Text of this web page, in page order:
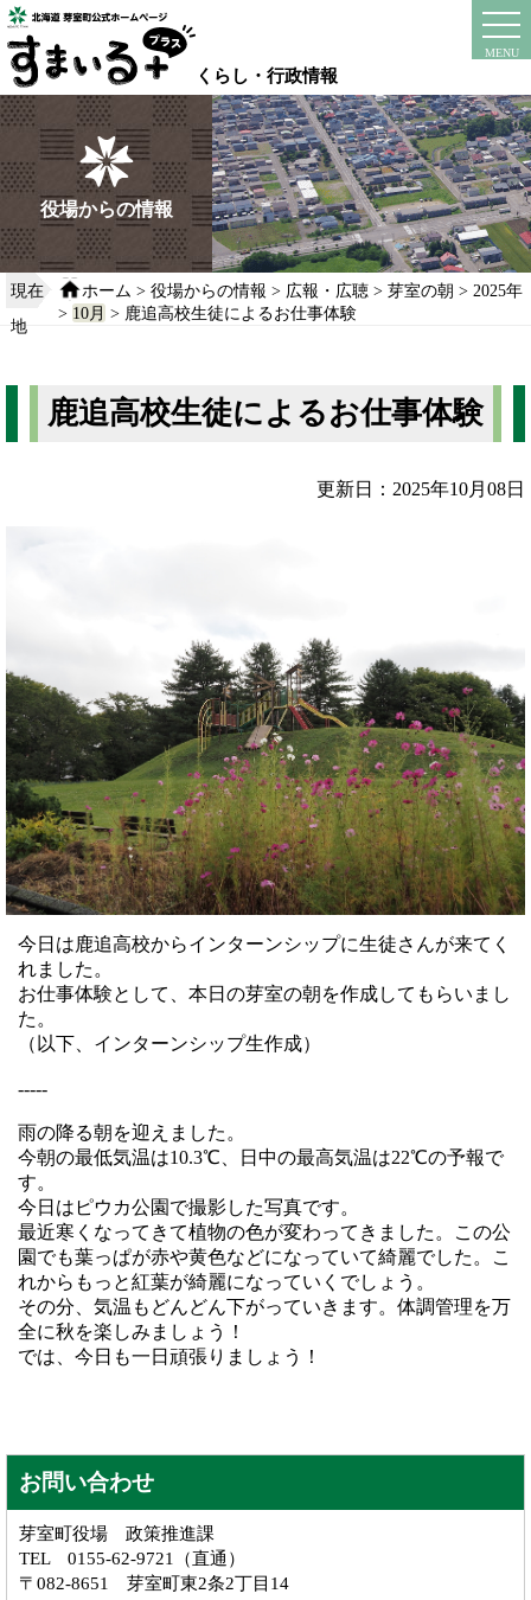
本
文
へ
移
動
る
くらし・行政情報
MENU
instagram
役場からの情報
現在
地
ホーム >役場からの情報 > 広報・広聴 >芽室の朝 > 2025年
> 10月 > 鹿追高校生徒によるお仕事体験
鹿追高校生徒によるお仕事体験
更新日：2025年10月08日
今日は鹿追高校からインターンシップに生徒さんが来てく
れました。
お仕事体験として、本日の芽室の朝を作成してもらいまし
た。
（以下、インターンシップ生作成）
-----
雨の降る朝を迎えました。
今朝の最低気温は10.3℃、日中の最高気温は22℃の予報で
す。
今日はピウカ公園で撮影した写真です。
最近寒くなってきて植物の色が変わってきました。この公
園でも葉っぱが赤や黄色などになっていて綺麗でした。こ
れからもっと紅葉が綺麗になっていくでしょう。
その分、気温もどんどん下がっていきます。体調管理を万
全に秋を楽しみましょう！
では、今日も一日頑張りましょう！
お問い合わせ
芽室町役場 政策推進課
TEL 0155-62-9721（直通）
〒082-8651 芽室町東2条2丁目14